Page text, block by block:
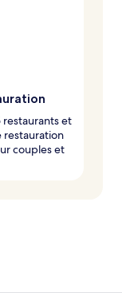
restaurants et
restauration
couples et